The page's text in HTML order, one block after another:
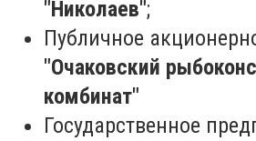
"Николаев";
Публичное
"Очаковский
комбинат"
Государственное